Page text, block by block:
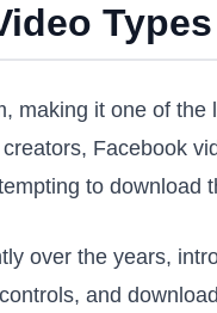
Types
making it one of
Facebook
to download
over the years,
and